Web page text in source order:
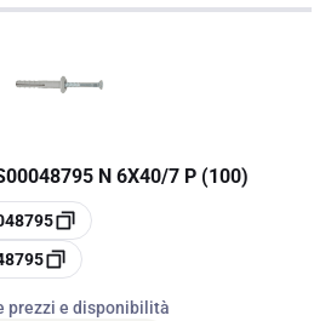
N 6X40/7 P (100)
prezzi e disponibilità